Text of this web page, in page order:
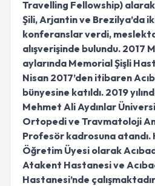
Travelling Fellowship)
Şili, Arjantin ve Brezilya’da
konferanslar verdi,
alışverişinde bulundu. 2017
aylarında Memorial Şişli
Nisan 2017’den itibaren
bünyesine katıldı. 2019
Mehmet Ali Aydınlar
Ortopedi ve Travmatoloji
Profesör kadrosuna atandı.
Öğretim Üyesi olarak
Atakent Hastanesi ve
Hastanesi’nde